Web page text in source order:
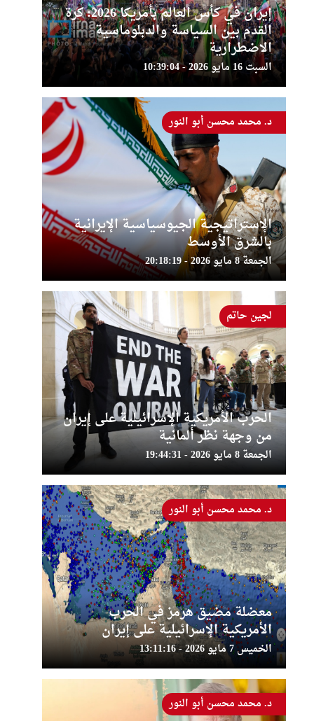
إيران في كأس العالم بأمريكا 2026: كرة
القدم بين السياسة والدبلوماسية
الاضطرارية
السبت 16 مايو 2026 - 10:39:04
الإستراتيجية الجيوسياسية الإيرانية
بالشرق الأوسط
الجمعة 8 مايو 2026 - 20:18:19
د. محمد محسن أبو النور
الحرب الأمريكية الإسرائيلية على إيران
من وجهة نظر ألمانية
الجمعة 8 مايو 2026 - 19:44:31
لجين حاتم
معضلة مضيق هرمز في الحرب
الأمريكية الإسرائيلية على إيران
الخميس 7 مايو 2026 - 13:11:16
د. محمد محسن أبو النور
د. محمد محسن أبو النور